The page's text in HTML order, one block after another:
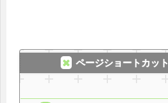
ページショートカット